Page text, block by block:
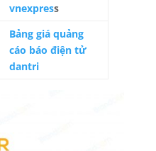
vnexpress
Bảng giá quảng
cáo báo điện tử
dantri